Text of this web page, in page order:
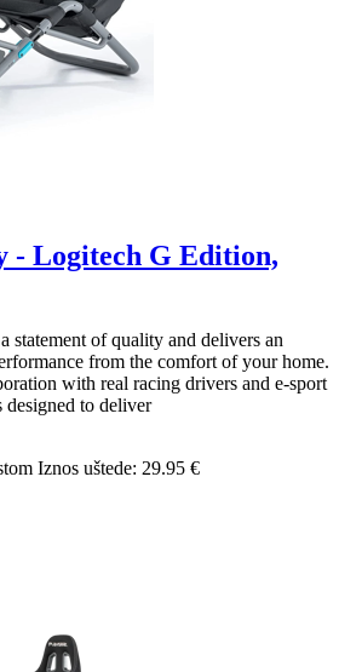
- Logitech G Edition,
statement of quality and delivers an
from the comfort of your home.
with real racing drivers and e-sport
designed to deliver
Iznos uštede: 29.95 €